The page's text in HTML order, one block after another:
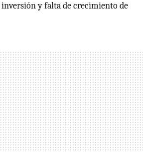
y falta de crecimiento de